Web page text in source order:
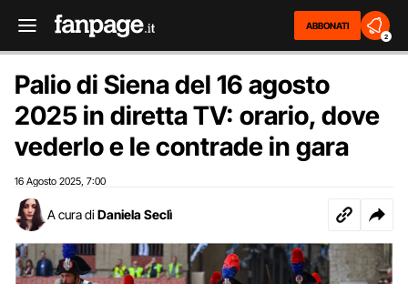
ABBONATI
2
Palio di Siena del 16 agosto
2025 in diretta TV: orario, dove
vederlo e le contrade in gara
16 Agosto 2025 7:00
A cura di Daniela Seclì